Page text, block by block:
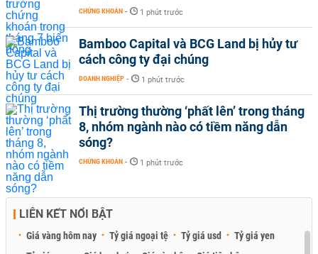
CHỨNG KHOÁN - 1 phút trước
Bamboo Capital và BCG Land bị hủy tư
cách công ty đại chúng
DOANH NGHIỆP - 1 phút trước
Thị trường thường ‘phất lên’ trong tháng
8, nhóm ngành nào có tiềm năng dẫn
sóng?
CHỨNG KHOÁN - 1 phút trước
LIÊN KẾT NỔI BẬT
Giá vàng hôm nay Tỷ giá ngoại tệ Tỷ giá usd
Tỷ giá yen